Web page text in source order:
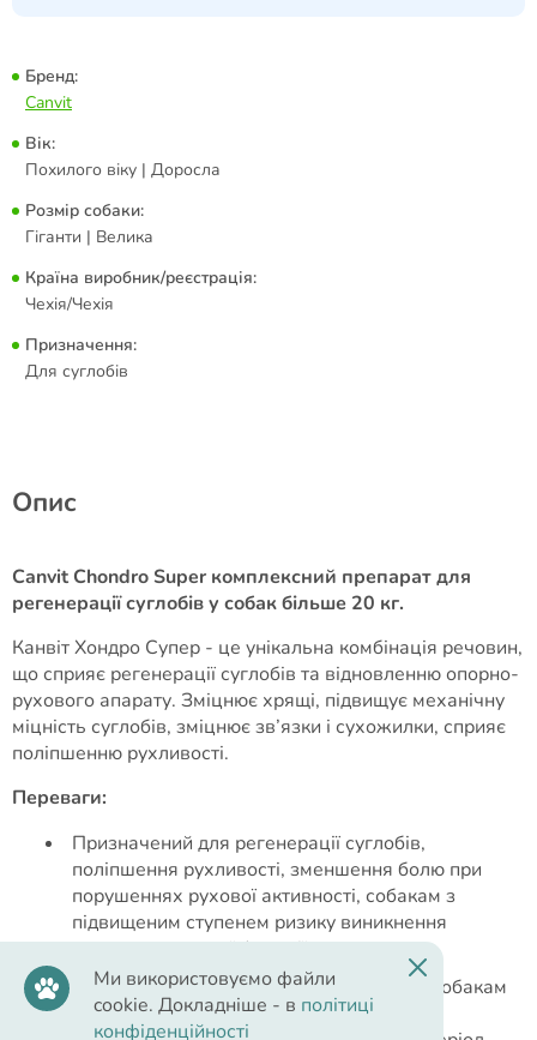
Бренд:
Canvit
Вік:
Похилого віку | Доросла
Розмір собаки:
Гіганти | Велика
Країна виробник/реєстрація:
Чехія/Чехія
Призначення:
Для суглобів
Опис
Canvit Chondro Super комплексний препарат для
регенерації суглобів у собак більше 20 кг.
Канвіт Хондро Супер - це унікальна комбінація речовин,
що сприяє регенерації суглобів та відновленню опорно-
рухового апарату. Зміцнює хрящі, підвищує механічну
міцність суглобів, зміцнює зв’язки і сухожилки, сприяє
поліпшенню рухливості.
Переваги:
Призначений для регенерації суглобів,
поліпшення рухливості, зменшення болю при
порушеннях рухової активності, собакам з
підвищеним ступенем ризику виникнення
порушень рухової функції.
Застосування добавки рекомендується собакам
при дисплазії тазостегнових суглобів,
Ми використовуємо файли
cookie. Докладніше - в політиці
конфіденційності